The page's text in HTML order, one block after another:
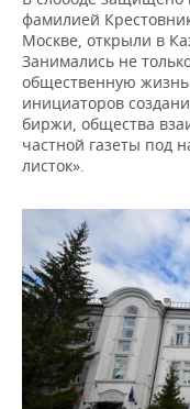
фамилией
Москве, открыли в
Занимались не
общественную
инициаторов
биржи, общества
частной газеты под
листок».